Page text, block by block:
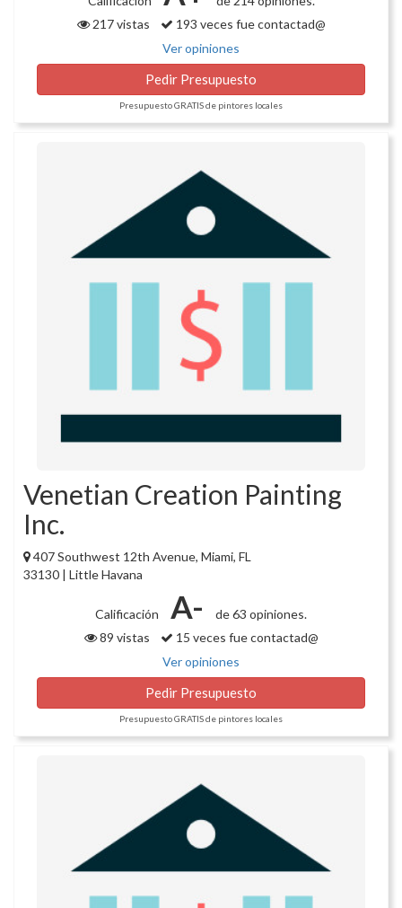
217 vistas
193 veces fue contactad@
Ver opiniones
Pedir Presupuesto
Presupuesto GRATIS de pintores locales
Venetian Creation Painting
Inc.
407 Southwest 12th Avenue, Miami, FL
33130 | Little Havana
Calificación A-
de 63 opiniones.
89 vistas
15 veces fue contactad@
Ver opiniones
Pedir Presupuesto
Presupuesto GRATIS de pintores locales